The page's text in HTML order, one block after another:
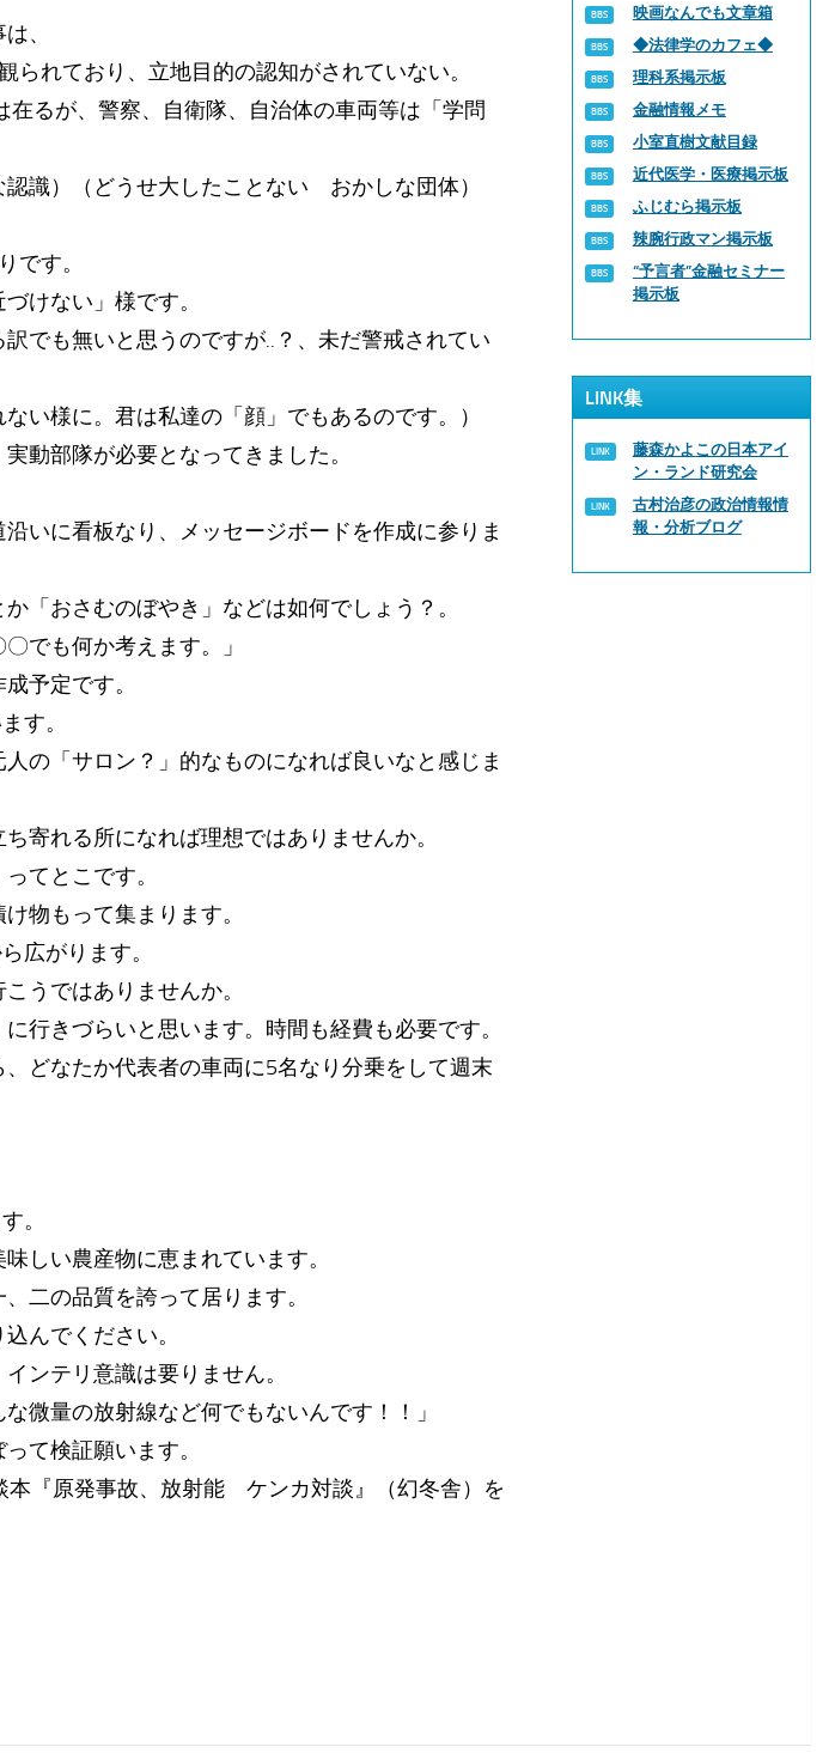
、
れており、立地目的の認知がされていない。
るが、警察、自衛隊、自治体の車両等は「学問
識）（どうせ大したことない おかしな団体）
です。
けない」様です。
も無いと思うのですが..？、未だ警戒されてい
様に。君は私達の「顔」でもあるのです。）
動部隊が必要となってきました。
いに看板なり、メッセージボードを作成に参りま
おさむのぼやき」などは如何でしょう？。
でも何か考えます。」
予定です。
す。
の「サロン？」的なものになれば良いなと感じま
寄れる所になれば理想ではありませんか。
てとこです。
物もって集まります。
広がります。
うではありませんか。
きづらいと思います。時間も経費も必要です。
どなたか代表者の車両に5名なり分乗をして週末
。
しい農産物に恵まれています。
二の品質を誇って居ります。
んでください。
ンテリ意識は要りません。
微量の放射線など何でもないんです！！」
て検証願います。
本『原発事故、放射能 ケンカ対談』（幻冬舎）を
映画なんでも文章箱
◆法律学のカフェ◆
理科系掲示板
金融情報メモ
小室直樹文献目録
近代医学・医療掲示板
ふじむら掲示板
辣腕行政マン掲示板
“予言者”金融セミナー
掲示板
LINK集
藤森かよこの日本アイ
ン・ランド研究会
古村治彦の政治情報情
報・分析ブログ